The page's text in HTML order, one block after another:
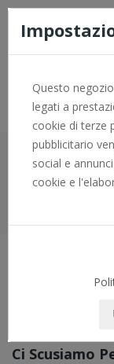
Consegna rapida
Scatola
Scatola
Scatola Sterzo e
Ci Scusiamo
Questo
legati a
cookie di terze
pubblicitario
social e
cookie e